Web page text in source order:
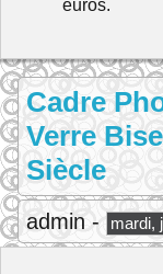
euros.
Cadre
Verre
Siècle
admin - mardi,